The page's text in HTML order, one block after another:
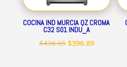
COCINA IND MURCIA QZ CROMA
C32 S01 INDU_A
$436.05 El
$396.89El